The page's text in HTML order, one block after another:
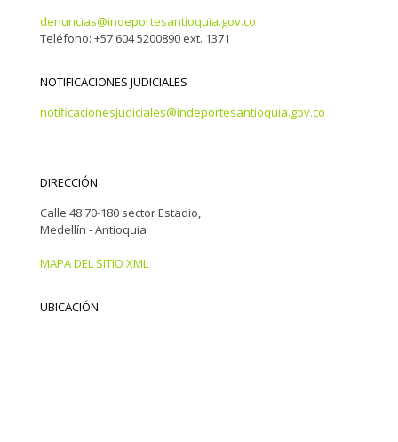
denuncias@indeportesantioquia.gov.co
Teléfono: +57 604 5200890 ext. 1371
NOTIFICACIONES JUDICIALES
notificacionesjudiciales@indeportesantioquia.gov.co
DIRECCIÓN
Calle 48 70-180 sector Estadio,
Medellín - Antioquia
MAPA DEL SITIO XML
UBICACIÓN